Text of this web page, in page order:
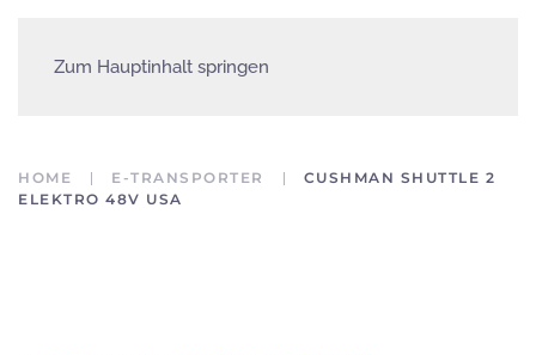
Zum Hauptinhalt springen
HOME E-TRANSPORTER
CUSHMAN SHUTTLE 2
ELEKTRO 48V USA